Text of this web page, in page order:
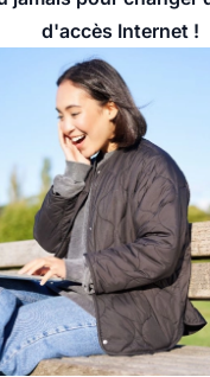
d'accès Internet !